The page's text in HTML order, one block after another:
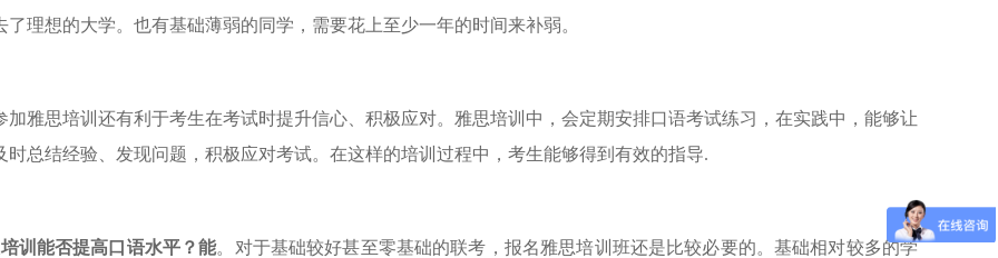
了理想的大学。也有基础薄弱的同学，需要花上至少一年的时间来补弱。
加雅思培训还有利于考生在考试时提升信心、积极应对。雅思培训中，会定期安排口语考试练习，在实践中，能够让
时总结经验、发现问题，积极应对考试。在这样的培训过程中，考生能够得到有效的指导.
训能否提高口语水平？能。对于基础较好甚至零基础的联考，报名雅思培训班还是比较必要的。基础相对较多的学